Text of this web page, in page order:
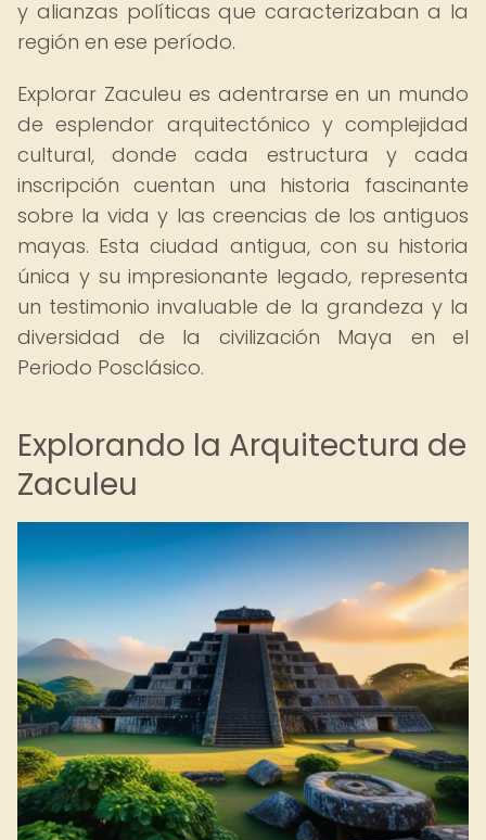
y alianzas políticas que caracterizaban a la
región en ese período.
Explorar Zaculeu es adentrarse en un mundo
de esplendor arquitectónico y complejidad
cultural, donde cada estructura y cada
inscripción cuentan una historia fascinante
sobre la vida y las creencias de los antiguos
mayas. Esta ciudad antigua, con su historia
única y su impresionante legado, representa
un testimonio invaluable de la grandeza y la
diversidad de la civilización Maya en el
Periodo Posclásico.
Explorando la Arquitectura de
Zaculeu